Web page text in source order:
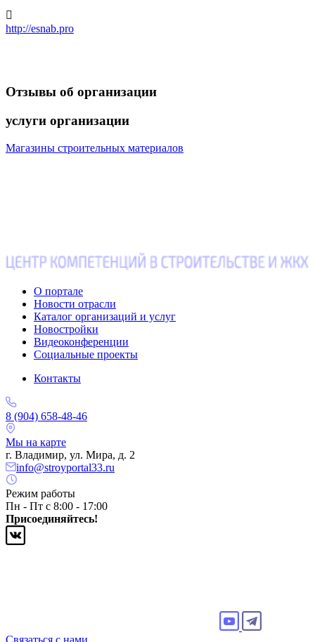

http://esnab.pro
Отзывы об организации
услуги организации
Магазины строительных материалов
О портале
Новости отрасли
Каталог организаций и услуг
Новостройки
Видеоконференции
Социальные проекты
Контакты
8 (904) 658-48-46
Мы на карте
г. Владимир, ул. Мира, д. 2
info@stroyportal33.ru
Режим работы
Пн - Пт с 8:00 - 17:00
Присоединяйтесь!